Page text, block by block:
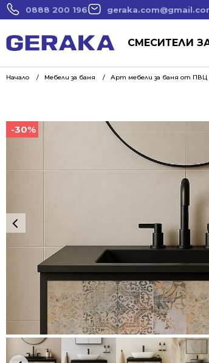
0888 200 196
СМЕСИТЕЛИ
Начало Мебели за баня Арт мебели за баня от ПВЦ
-30%
-30%